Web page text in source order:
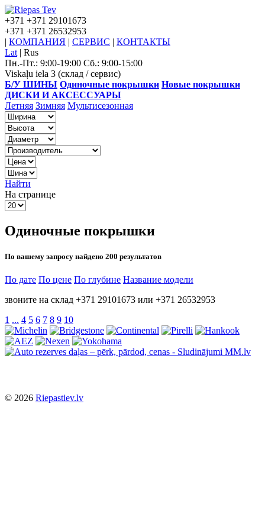
+371 +371 29101673
+371 +371 26532953
| КОМПАНИЯ | СЕРВИС | КОНТАКТЫ
Lat | Rus
Пн.-Пт.: 9:00-19:00 Сб.: 9:00-15:00
Viskaļu iela 3 (склад / сервис)
Б/У ШИНЫ Одиночные покрышки Новые покрышки
ДИСКИ И АКСЕССУАРЫ
Летняя Зимняя Мультисезонная
Найти
На странице
Одиночные покрышки
По вашему запросу найдено 200 результатов
По дате По цене По глубине Название модели
звоните на склад +371 29101673 или +371 26532953
1 ... 4 5 6 7 8 9 10
© 2026 Riepastiev.lv